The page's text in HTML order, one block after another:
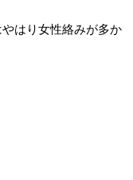
はり女性絡みが多か